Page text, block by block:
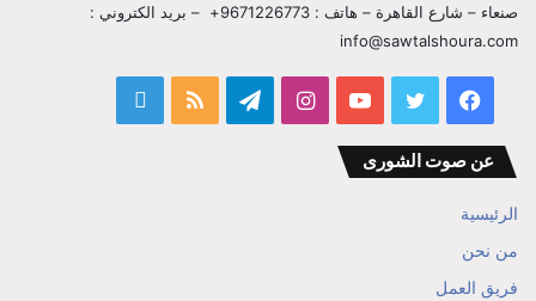
صنعاء – شارع القاهرة – هاتف : 9671226773+ – بريد الكتروني :
info@sawtalshoura.com
فيسبوك تويتر يوتيوبانستقرامتيلقرامملخص
عن صوت الشورى
الرئيسية
من نحن
فريق العمل